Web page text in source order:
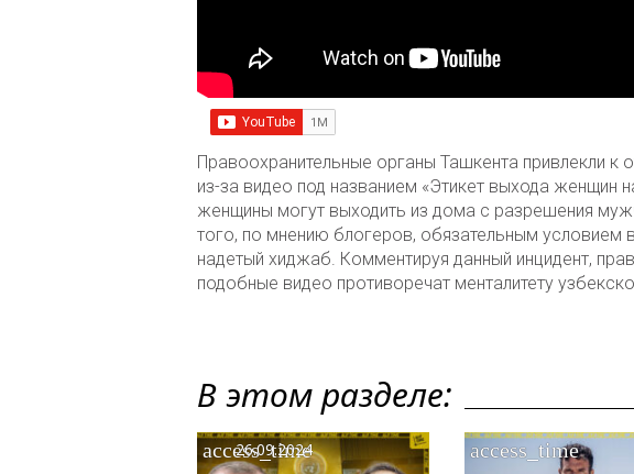
Правоохранительные органы Ташкента привлекли к
из-за видео под названием «Этикет выхода женщин
женщины могут выходить из дома с разрешения
того, по мнению блогеров, обязательным
надетый хиджаб. Комментируя данный инцидент,
подобные видео противоречат менталитету
В этом разделе:
access_time
26.09.2024 access_time